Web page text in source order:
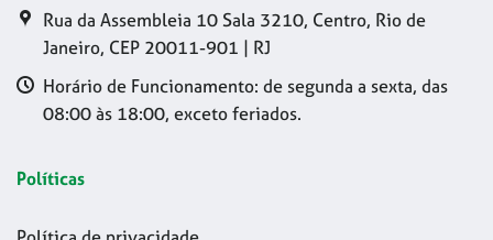
Rua da Assembleia 10 Sala 3210, Centro, Rio de
Janeiro, CEP 20011-901 | RJ
Horário de Funcionamento: de segunda a sexta, das
08:00 às 18:00, exceto feriados.
Políticas